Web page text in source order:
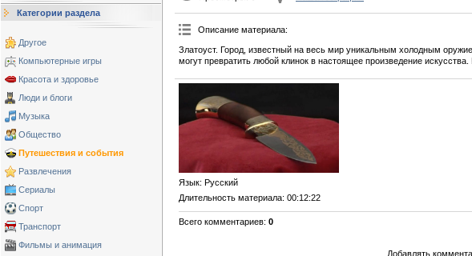
Категории раздела
Другое
Компьютерные игры
Красота и здоровье
Люди и блоги
Музыка
Общество
Путешествия и события
Развлечения
Сериалы
Спорт
Транспорт
Фильмы и анимация
Описание материала:
Златоуст. Город, известный на весь мир уникальным холодным
могут превратить любой клинок в настоящее произведение
Язык: Русский
Длительность материала: 00:12:22
Всего комментариев: 0
Добавлять